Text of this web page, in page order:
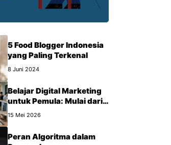
5 Food Blogger Indonesia
yang Paling Terkenal
8 Juni 2024
Belajar Digital Marketing
untuk Pemula: Mulai dari
Mana?
15 Mei 2026
Peran Algoritma dalam